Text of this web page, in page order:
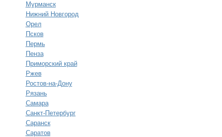
Мурманск
Нижний Новгород
Орел
Псков
Пермь
Пенза
Приморский край
Ржев
Ростов-на-Дону
Рязань
Самара
Санкт-Петербург
Саранск
Саратов